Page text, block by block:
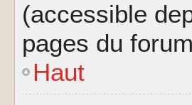
(accessible
pages du
Haut